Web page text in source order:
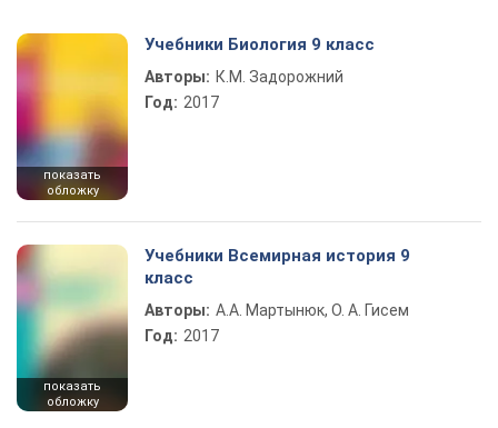
показать
обложку
Учебники Биология 9 класс
Авторы: К.М. Задорожний
Год: 2017
показать
обложку
Учебники Всемирная история 9
класс
Авторы: А.А. Мартынюк, О. А. Гисем
Год: 2017